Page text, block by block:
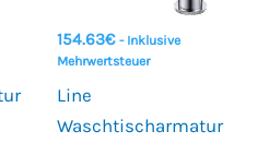
154.63€ - Inklusive
Mehrwertsteuer
Line
Waschtischarmatur